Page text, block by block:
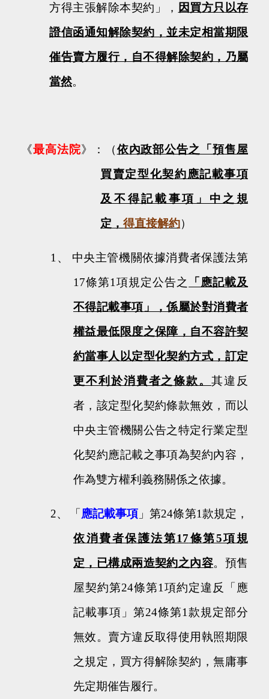
方得主張解除本契約」， 因買方只以存
證信函通知解除契約，並未定相當期限
催告賣方履行，自不得解除契約，乃屬
當然。
《最高法院》：（依內政部公告之「預售屋
買賣定型化契約應記載事項
及不得記載事項」中之規
定，得直接解約）
1、
中央主管機關依據消費者保護法第
17條第1 項規定公告之
「應記載及
不得記載事項」，係屬於對消費者
權益最低限度之保障，自不容許契
約當事人以定型化契約方式，訂定
更不利於消費者之條款。其違反
者，該定型化契約條款無效，而以
中央主管機關公告之特定行業定型
化契約應記載之事項為契約內容，
作為雙方權利義務關係之依據。
2、 「 應記載事項 」第24條第1款規定，
依消費者保護法第17條第5項規
定，已構成兩造契約之內容。預售
屋契約第24條第1 項約定違反「應
記載事項」第24條第1 款規定部分
無效。賣方違反取得使用執照期限
之規定，買方得解除契約，無庸事
先定期催告履行。